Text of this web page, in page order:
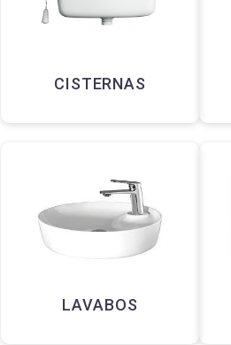
CISTERNAS
LAVABOS